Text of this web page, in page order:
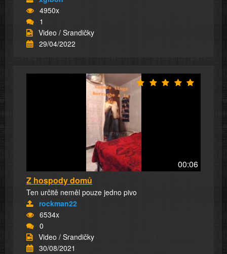
4950x
1
Video / Srandičky
29/04/2022
00:06
Z hospody domů
Ten určitě neměl pouze jedno pivo
rockman22
6534x
0
Video / Srandičky
30/08/2021